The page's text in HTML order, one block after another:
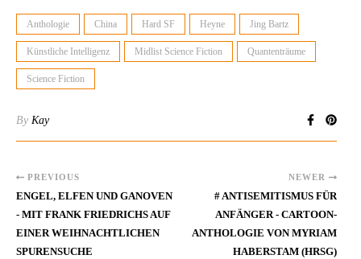
Anthologie China Hard SF Heyne Jing Bartz
Künstliche Intelligenz Midlist Science Fiction Quantenträume
Science Fiction
By Kay
PREVIOUS
ENGEL, ELFEN UND GANOVEN
- MIT FRANK FRIEDRICHS AUF
EINER WEIHNACHTLICHEN
SPURENSUCHE
NEWER
# ANTISEMITISMUS FÜR
ANFÄNGER - CARTOON-
ANTHOLOGIE VON MYRIAM
HABERSTAM (HRSG)